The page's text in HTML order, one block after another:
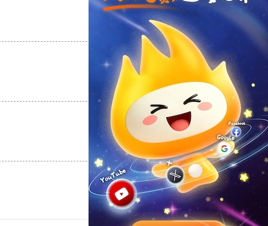
支持
反对 [0]
支持[0] 反对[0]